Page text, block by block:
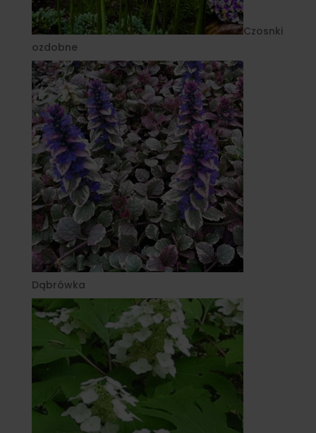
Czosnki
ozdobne
Dąbrówka